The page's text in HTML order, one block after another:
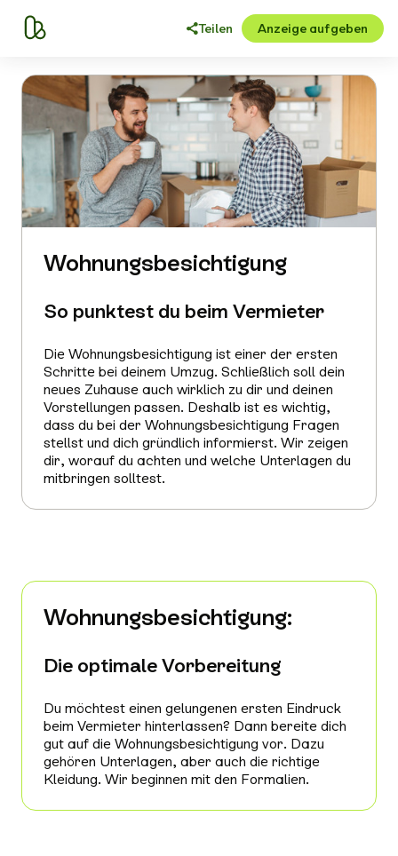
Teilen Anzeige aufgeben
Wohnungsbesichtigung
So punktest du beim Vermieter
Die Wohnungsbesichtigung ist einer der ersten
Schritte bei deinem Umzug. Schließlich soll dein
neues Zuhause auch wirklich zu dir und deinen
Vorstellungen passen. Deshalb ist es wichtig,
dass du bei der Wohnungsbesichtigung Fragen
stellst und dich gründlich informierst. Wir zeigen
dir, worauf du achten und welche Unterlagen du
mitbringen solltest.
Wohnungsbesichtigung:
Die optimale Vorbereitung
Du möchtest einen gelungenen ersten Eindruck
beim Vermieter hinterlassen? Dann bereite dich
gut auf die Wohnungsbesichtigung vor. Dazu
gehören Unterlagen, aber auch die richtige
Kleidung. Wir beginnen mit den Formalien.